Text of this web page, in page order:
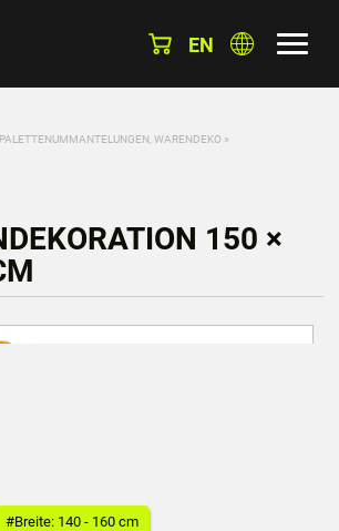
EN
PALETTENUMMANTELUNGEN, WARENDEKO »
150 ×
#Breite: 140 - 160 cm